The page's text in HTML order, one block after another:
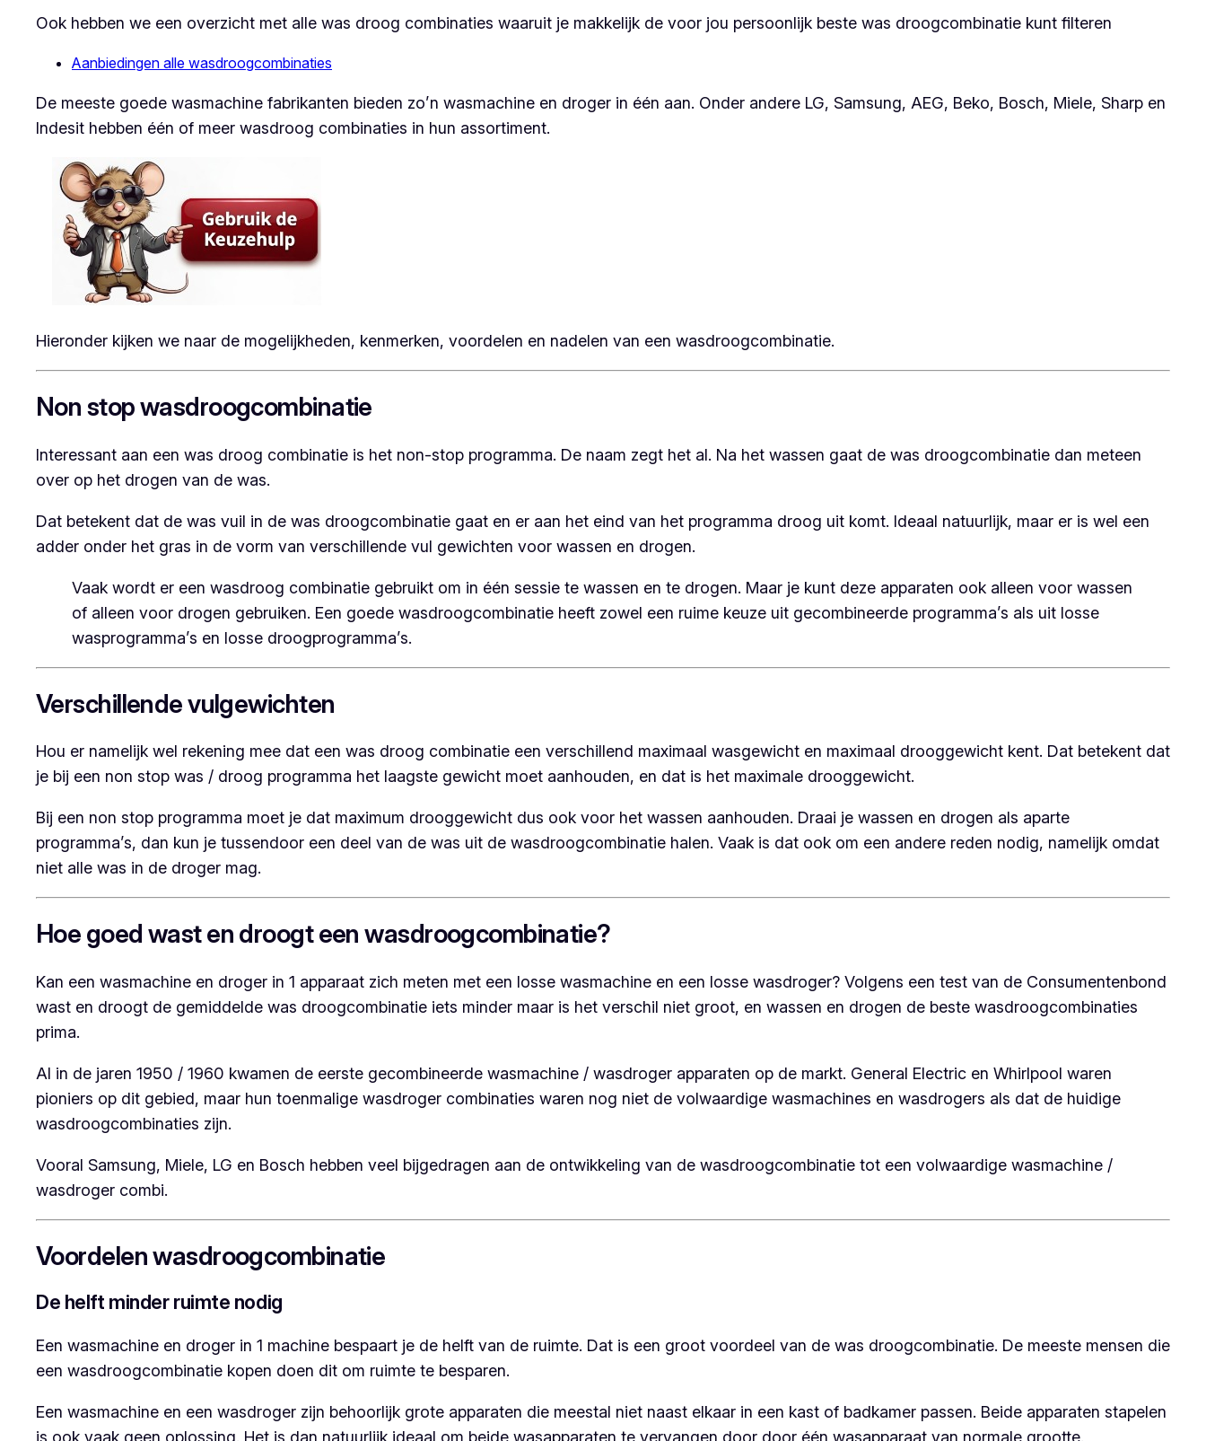
Ook hebben we een overzicht met alle was droog combinaties waaruit je makkelijk de voor jou persoonlijk beste was droogcombinatie kunt filteren
Aanbiedingen alle wasdroogcombinaties
De meeste goede wasmachine fabrikanten bieden zo’n wasmachine en droger in één aan. Onder andere LG, Samsung, AEG, Beko, Bosch, Miele, Sharp en
Indesit hebben één of meer wasdroog combinaties in hun assortiment.
Hieronder kijken we naar de mogelijkheden, kenmerken, voordelen en nadelen van een wasdroogcombinatie.
Non stop wasdroogcombinatie
Interessant aan een was droog combinatie is het non-stop programma. De naam zegt het al. Na het wassen gaat de was droogcombinatie dan meteen
over op het drogen van de was.
Dat betekent dat de was vuil in de was droogcombinatie gaat en er aan het eind van het programma droog uit komt. Ideaal natuurlijk, maar er is wel een
adder onder het gras in de vorm van verschillende vul gewichten voor wassen en drogen.
Vaak wordt er een wasdroog combinatie gebruikt om in één sessie te wassen en te drogen. Maar je kunt deze apparaten ook alleen voor wassen
of alleen voor drogen gebruiken. Een goede wasdroogcombinatie heeft zowel een ruime keuze uit gecombineerde programma’s als uit losse
wasprogramma’s en losse droogprogramma’s.
Verschillende vulgewichten
Hou er namelijk wel rekening mee dat een was droog combinatie een verschillend maximaal wasgewicht en maximaal drooggewicht kent. Dat betekent dat
je bij een non stop was / droog programma het laagste gewicht moet aanhouden, en dat is het maximale drooggewicht.
Bij een non stop programma moet je dat maximum drooggewicht dus ook voor het wassen aanhouden. Draai je wassen en drogen als aparte
programma’s, dan kun je tussendoor een deel van de was uit de wasdroogcombinatie halen. Vaak is dat ook om een andere reden nodig, namelijk omdat
niet alle was in de droger mag.
Hoe goed wast en droogt een wasdroogcombinatie?
Kan een wasmachine en droger in 1 apparaat zich meten met een losse wasmachine en een losse wasdroger? Volgens een test van de Consumentenbond
wast en droogt de gemiddelde was droogcombinatie iets minder maar is het verschil niet groot, en wassen en drogen de beste wasdroogcombinaties
prima.
Al in de jaren 1950 / 1960 kwamen de eerste gecombineerde wasmachine / wasdroger apparaten op de markt. General Electric en Whirlpool waren
pioniers op dit gebied, maar hun toenmalige wasdroger combinaties waren nog niet de volwaardige wasmachines en wasdrogers als dat de huidige
wasdroogcombinaties zijn.
Vooral Samsung, Miele, LG en Bosch hebben veel bijgedragen aan de ontwikkeling van de wasdroogcombinatie tot een volwaardige wasmachine /
wasdroger combi.
Voordelen wasdroogcombinatie
De helft minder ruimte nodig
Een wasmachine en droger in 1 machine bespaart je de helft van de ruimte. Dat is een groot voordeel van de was droogcombinatie. De meeste mensen die
een wasdroogcombinatie kopen doen dit om ruimte te besparen.
Een wasmachine en een wasdroger zijn behoorlijk grote apparaten die meestal niet naast elkaar in een kast of badkamer passen. Beide apparaten stapelen
is ook vaak geen oplossing. Het is dan natuurlijk ideaal om beide wasapparaten te vervangen door door één wasapparaat van normale grootte.